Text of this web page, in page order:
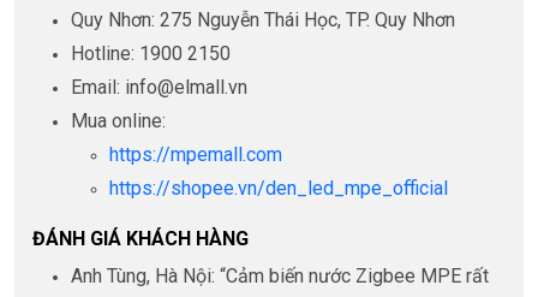
Quy Nhơn: 275 Nguyễn Thái Học, TP. Quy Nhơn
Hotline: 1900 2150
Email: info@elmall.vn
Mua online:
https://mpemall.com
https://shopee.vn/den_led_mpe_official
ĐÁNH GIÁ KHÁCH HÀNG
Anh Tùng, Hà Nội: “Cảm biến nước Zigbee MPE rất